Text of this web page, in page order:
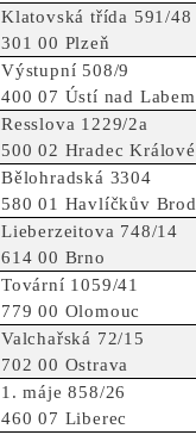
Klatovská třída 591/48
301 00 Plzeň
Výstupní 508/9
400 07 Ústí nad Labem
Resslova 1229/2a
500 02 Hradec Králové
Bělohradská 3304
580 01 Havlíčkův Brod
Lieberzeitova 748/14
614 00 Brno
Tovární 1059/41
779 00 Olomouc
Valchařská 72/15
702 00 Ostrava
1. máje 858/26
460 07 Liberec